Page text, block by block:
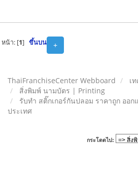
+
หน้า: [1] ขึ้นบน
ThaiFranchiseCenter Webboard
เ
สิ่งพิมพ์ นามบัตร | Printing
รับทำ สติ๊กเกอร์กันปลอม ราคาถูก ออ
ประเทศ
กระโดดไป: